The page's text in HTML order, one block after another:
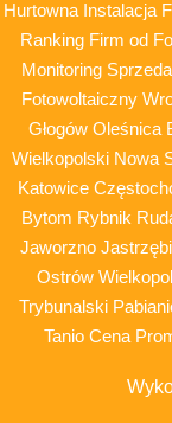
Hurtowna Instalacja
Ranking Firm od
Monitoring
Fotowoltaiczny
Głogów Oleśnica
Wielkopolski Nowa
Katowice
Bytom Rybnik
Jaworzno
Ostrów
Trybunalski
Tanio Cena